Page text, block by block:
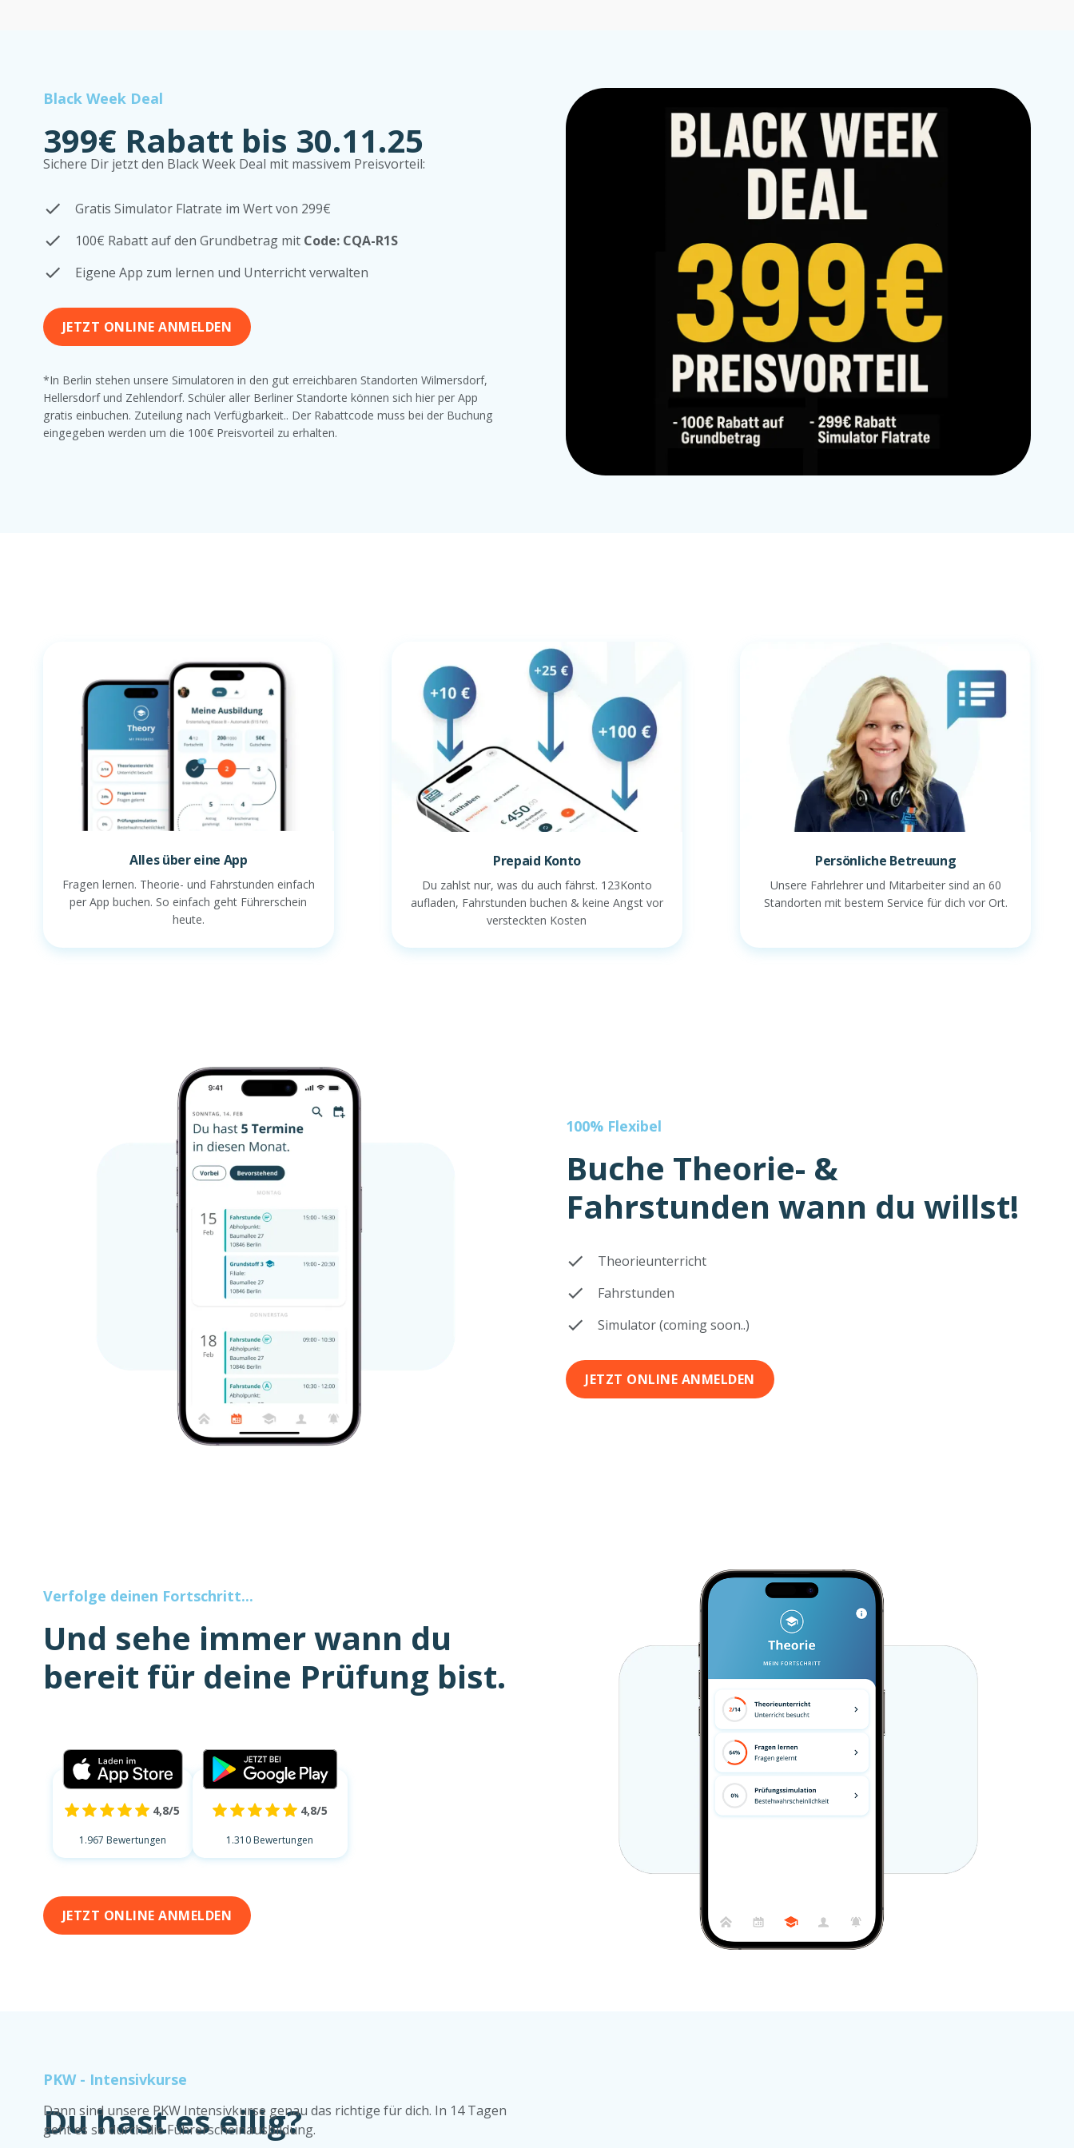
Black Week Deal
399€ Rabatt bis 30.11.25
Sichere Dir jetzt den Black Week Deal mit massivem Preisvorteil:
Gratis Simulator Flatrate im Wert von 299€
100€ Rabatt auf den Grundbetrag mit Code: CQA-R1S
Eigene App zum lernen und Unterricht verwalten
JETZT ONLINE ANMELDEN
*In Berlin stehen unsere Simulatoren in den gut erreichbaren Standorten Wilmersdorf,
Hellersdorf und Zehlendorf. Schüler aller Berliner Standorte können sich hier per App
gratis einbuchen. Zuteilung nach Verfügbarkeit.. Der Rabattcode muss bei der Buchung
eingegeben werden um die 100€ Preisvorteil zu erhalten.
Alles über eine App
Fragen lernen. Theorie- und Fahrstunden einfach
per App buchen. So einfach geht Führerschein
heute.
Prepaid Konto
Du zahlst nur, was du auch fährst. 123Konto
aufladen, Fahrstunden buchen & keine Angst vor
versteckten Kosten
Persönliche Betreuung
Unsere Fahrlehrer und Mitarbeiter sind an 60
Standorten mit bestem Service für dich vor Ort.
100% Flexibel
Buche Theorie- &
Fahrstunden wann du willst!
Theorieunterricht
Fahrstunden
Simulator (coming soon..)
JETZT ONLINE ANMELDEN
Verfolge deinen Fortschritt...
Und sehe immer wann du
bereit für deine Prüfung bist.
4,8/5
1.967 Bewertungen
4,8/5
1.310 Bewertungen
JETZT ONLINE ANMELDEN
PKW - Intensivkurse
Du hast es eilig?
Dann sind unsere PKW Intensivkurse genau das richtige für dich. In 14 Tagen
geht es so durch die Führerscheinausbildung.